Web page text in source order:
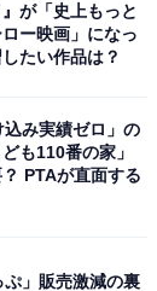
す
が「史上もっと
ー映画」になっ
たい作品は？
み実績ゼロ」の
も110番の家」
PTAが直面する
ぷ」販売激減の裏